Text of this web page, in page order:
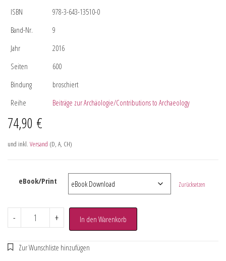
ISBN
978-3-643-13510-0
Band-Nr.
9
Jahr
2016
Seiten
600
Bindung
broschiert
Reihe
Beiträge zur Archäologie/Contributions to Archaeology
74,90 €
und inkl. Versand (D, A, CH)
eBook/Print Zurücksetzen
- + In den Warenkorb